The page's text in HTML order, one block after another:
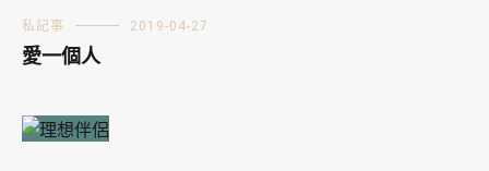
私記事 2019-04-27
愛一個人